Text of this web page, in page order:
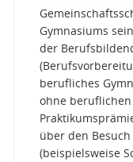
Gymnasiums
der
berufliches
ohne
über den
(beispielsweise